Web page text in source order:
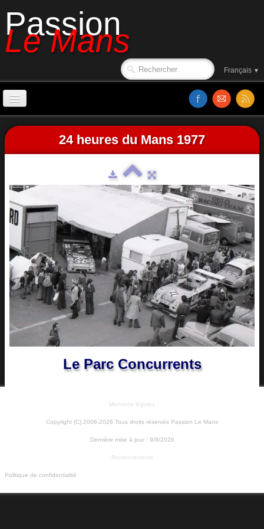
Passion
Le Mans
Français ▼
Accueil
Sorties de piste
Affiches
Classements
Vidéos
Site web
24 heures du Mans 1977
Le Parc Concurrents
Mentions légales
Copyright (C) 2006-2026 Tous droits réservés Passion Le Mans
Dernière mise à jour : 9/8/2026
Remerciements
Politique de confidentialité